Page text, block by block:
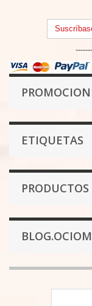
ETIQUETAS